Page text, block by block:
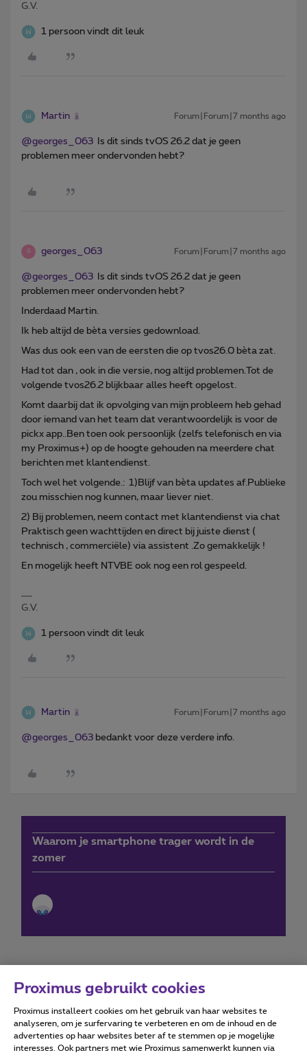
G.V.
1 persoon vindt dit leuk
Martin Forum|Forum|7 months ago
@georges_063 Is dit sinds tvOS 26.2 dat je geen
problemen meer ondervonden hebt?
G georges_063 Forum|Forum|7 months ago
@georges_063 Is dit sinds tvOS 26.2 dat je geen
problemen meer ondervonden hebt?
Inderdaad Martin.
Ik heb altijd de bèta versies gedownload.
Was dus ook een van de eersten die op tvos26.0 bèta zat.
Had tot dan , ook in die versie, nog altijd problemen.Tot de
volgende tvos26.2 blijkbaar alles heeft opgelost.
Komt daarbij dat ik opvolging van mijn probleem heb gehad
door iemand van het team dat verantwoordelijk is voor de
pickx app..Ben toen ook persoonlijk (zelfs telefonisch en via
my Proximus+) op de hoogte gehouden na meerdere chat
berichten met klantendienst.
Toch wel het volgende.: 1)Blijf van bèta updates af.Publieke
zou misschien nog kunnen, maar liever niet.
2) Bij problemen, neem contact met klantendienst via chat
Praktisch geen wachttijden en direct bij juiste dienst (
technisch , commerciële) via assistent .Zo gemakkelijk !
En mogelijk heeft NTVBE ook nog een rol gespeeld.
G.V.
1 persoon vindt dit leuk
Martin Forum|Forum|7 months ago
@georges_063 bedankt voor deze verdere info.
Waarom je smartphone trager wordt in de
zomer
Forumvoorwaarden Accessibility statement
Proximus gebruikt cookies
Proximus installeert cookies om het gebruik van haar websites te
analyseren, om je surfervaring te verbeteren en om de inhoud en de
advertenties op haar websites beter af te stemmen op je mogelijke
interesses. Ook partners met wie Proximus samenwerkt kunnen via